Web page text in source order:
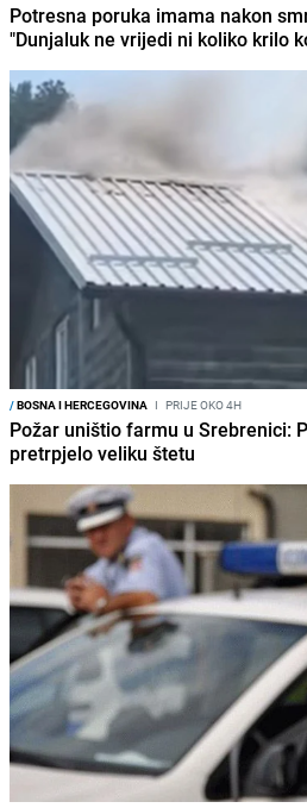
Potresna poruka imama nakon
"Dunjaluk ne vrijedi ni koliko krilo
/BOSNA I HERCEGOVINA I PRIJE OKO 4H
Požar uništio farmu u Srebrenici:
pretrpjelo veliku štetu